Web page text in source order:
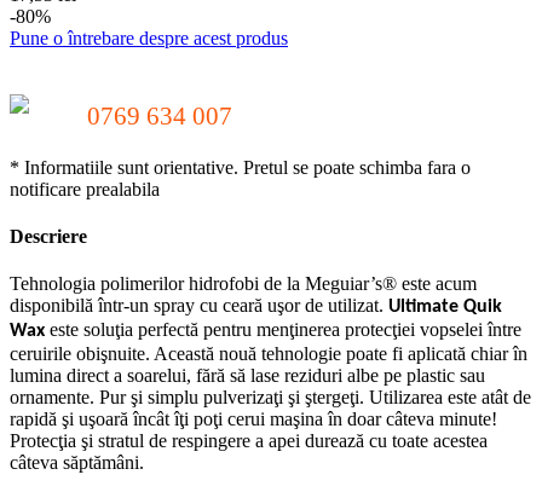
-80%
Pune o întrebare despre acest produs
0769 634 007
* Informatiile sunt orientative. Pretul se poate schimba fara o
notificare prealabila
Descriere
Tehnologia polimerilor hidrofobi de la Meguiar’s® este acum
disponibilă într-un spray cu ceară uşor de utilizat. Ultimate Quik
Wax este soluţia perfectă pentru menţinerea protecţiei vopselei între
ceruirile obişnuite. Această nouă tehnologie poate fi aplicată chiar în
lumina direct a soarelui, fără să lase reziduri albe pe plastic sau
ornamente. Pur şi simplu pulverizaţi şi ştergeţi. Utilizarea este atât de
rapidă şi uşoară încât îţi poţi cerui maşina în doar câteva minute!
Protecţia şi stratul de respingere a apei durează cu toate acestea
câteva săptămâni.